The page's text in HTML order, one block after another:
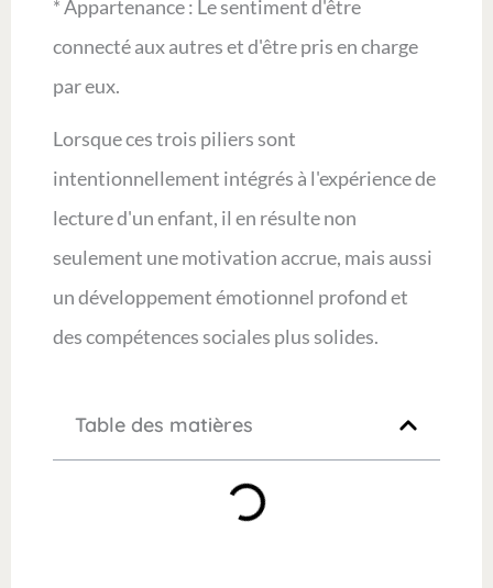
* Appartenance : Le sentiment d'être
connecté aux autres et d'être pris en charge
par eux.
Lorsque ces trois piliers sont
intentionnellement intégrés à l'expérience de
lecture d'un enfant, il en résulte non
seulement une motivation accrue, mais aussi
un développement émotionnel profond et
des compétences sociales plus solides.
Table des matières